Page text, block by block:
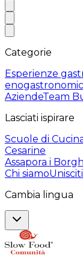
Categorie
Esperienze
AziendeTeam
Lasciati ispirare
Scuole di
Cesarine
Assapora i
Chi siamo
Cambia lingua